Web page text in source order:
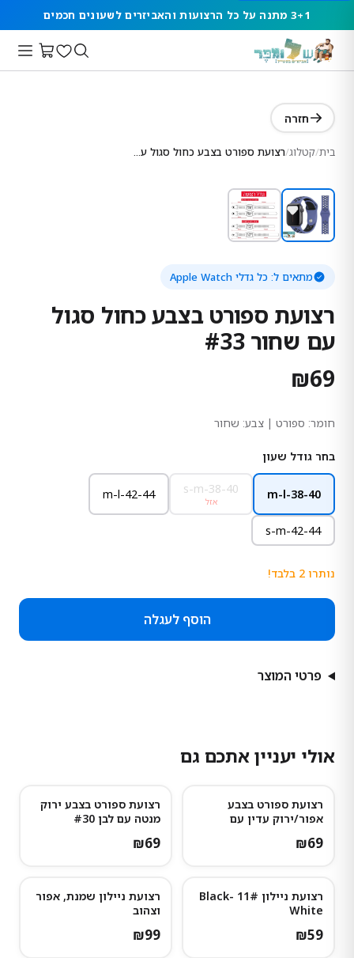
3+1 מתנה על כל הרצועות והאביזרים לשעונים חכמים
חזרה
בית/קטלוג/ רצועת ספורט בצבע כחול סגול עם שחור #33
מתאים ל: כל גדלי Apple Watch
רצועת ספורט בצבע כחול סגול
עם שחור #33
₪69
חומר: ספורט | צבע: שחור
בחר גודל שעון
m-l-38-40
s-m-38-40
אזל m-l-42-44
s-m-42-44
נותרו 2 בלבד!
הוסף לעגלה
פרטי המוצר
אולי יעניין אתכם גם
רצועת ספורט בצבע
אפור/ירוק עדין עם
₪69
רצועת ספורט בצבע ירוק
מנטה עם לבן #30
₪69
רצועת ניילון 11# Black-
White
₪59
רצועת ניילון שמנת, אפור
וצהוב
₪99